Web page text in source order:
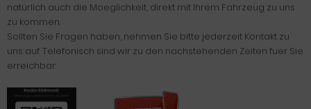
natürlich auch die Moeglichkeit, direkt mit Ihrem Fahrzeug zu uns
zu kommen.
Sollten Sie Fragen haben, nehmen Sie bitte jederzeit Kontakt zu
uns auf. Telefonisch sind wir zu den nachstehenden Zeiten fuer Sie
erreichbar: